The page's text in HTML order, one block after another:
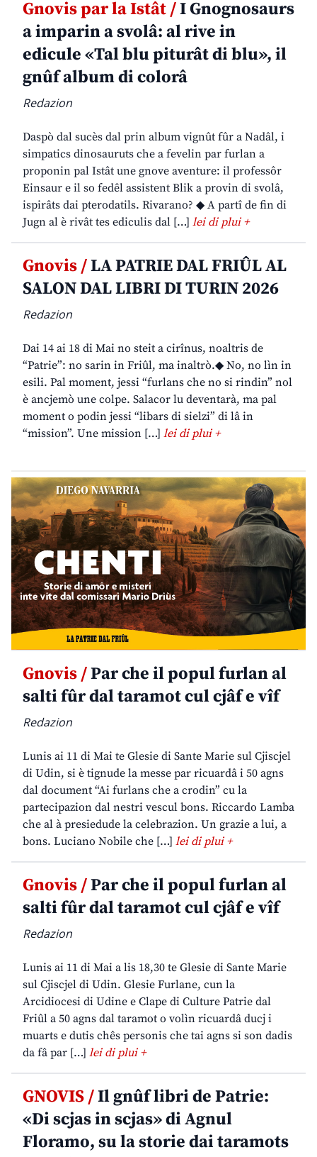
Gnovis par la Istât /I Gnognosaurs
a imparin a svolâ: al rive in
edicule «Tal blu piturât di blu», il
gnûf album di colorâ
Redazion
Daspò dal sucès dal prin album vignût fûr a Nadâl, i
simpatics dinosauruts che a fevelin par furlan a
proponin pal Istât une gnove aventure: il professôr
Einsaur e il so fedêl assistent Blik a provin di svolâ,
ispirâts dai pterodatils. Rivarano? ◆ A partî de fin di
Jugn al è rivât tes ediculis dal […] lei di plui +
Gnovis /LA PATRIE DAL FRIÛL AL
SALON DAL LIBRI DI TURIN 2026
Redazion
Dai 14 ai 18 di Mai no steit a cirînus, noaltris de
“Patrie”: no sarin in Friûl, ma inaltrò.◆ No, no lìn in
esili. Pal moment, jessi “furlans che no si rindin” nol
è ancjemò une colpe. Salacor lu deventarà, ma pal
moment o podin jessi “libars di sielzi” di lâ in
“mission”. Une mission […] lei di plui +
Gnovis /Par che il popul furlan al
salti fûr dal taramot cul cjâf e vîf
Redazion
Lunis ai 11 di Mai te Glesie di Sante Marie sul Cjiscjel
di Udin, si è tignude la messe par ricuardâ i 50 agns
dal document “Ai furlans che a crodin” cu la
partecipazion dal nestri vescul bons. Riccardo Lamba
che al à presiedude la celebrazion. Un grazie a lui, a
bons. Luciano Nobile che […] lei di plui +
Gnovis /Par che il popul furlan al
salti fûr dal taramot cul cjâf e vîf
Redazion
Lunis ai 11 di Mai a lis 18,30 te Glesie di Sante Marie
sul Cjiscjel di Udin. Glesie Furlane, cun la
Arcidiocesi di Udine e Clape di Culture Patrie dal
Friûl a 50 agns dal taramot o volìn ricuardâ ducj i
muarts e dutis chês personis che tai agns si son dadis
da fâ par […] lei di plui +
GNOVIS /Il gnûf libri de Patrie:
«Di scjas in scjas» di Agnul
Floramo, su la storie dai taramots